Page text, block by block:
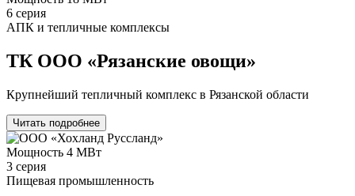
6 серия
АПК и тепличные комплексы
ТК ООО «Рязанские овощи»
Крупнейший тепличный комплекс в Рязанской области
Читать подробнее
Мощность 4 МВт
3 серия
Пищевая промышленность